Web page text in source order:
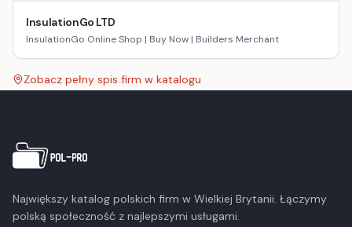
InsulationGo LTD
InsulationGo Online Shop | Buy Now | Builders Merchant
Zobacz pełny spis firm w katalogu
Największy katalog polskich firm w Wielkiej Brytanii. Łączymy
polską społeczność z najlepszymi usługami.